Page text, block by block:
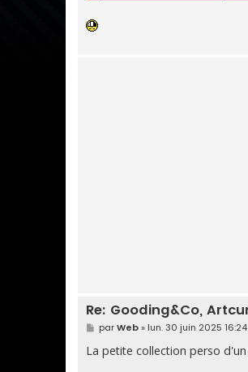
Re: Gooding&Co,
M
e
s
s
parWeb» lun. 30 juin 2025 16:24
La petite collection perso